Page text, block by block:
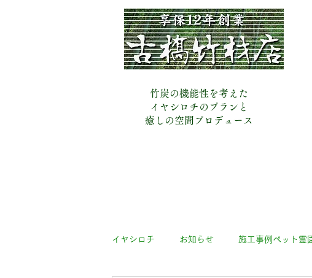
​古橋竹材店
竹炭の機能性を考えた
イヤシロチのプランと
​癒しの空間プロデュース
イヤシロチ お知らせ 施工事例ペット霊